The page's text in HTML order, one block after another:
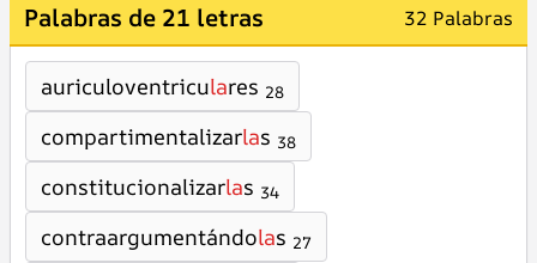
Palabras de 21 letras 32 Palabras
auriculoventriculares 28
compartimentalizarlas 38
constitucionalizarlas 34
contraargumentándolas 27